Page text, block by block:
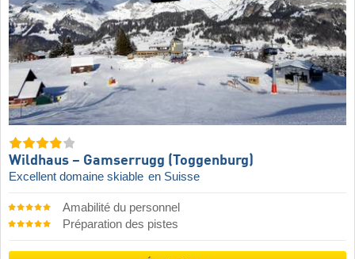
Wildhaus – Gamserrugg (Toggenburg)
Excellent domaine skiable en Suisse
Amabilité du personnel
Préparation des pistes